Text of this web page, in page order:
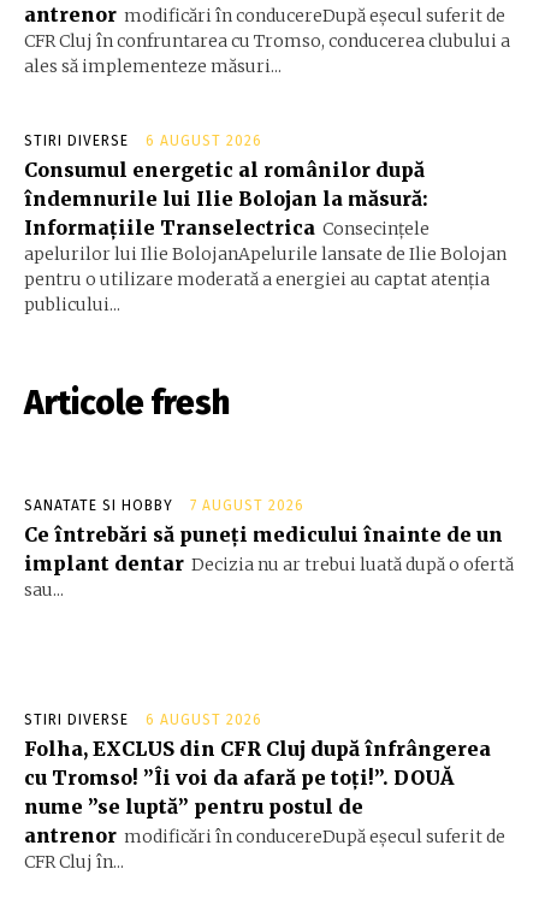
antrenor modificări în conducereDupă eșecul suferit de
CFR Cluj în confruntarea cu Tromso, conducerea clubului a
ales să implementeze măsuri...
STIRI DIVERSE 6 AUGUST 2026
Consumul energetic al românilor după
îndemnurile lui Ilie Bolojan la măsură:
Informațiile Transelectrica Consecințele
apelurilor lui Ilie BolojanApelurile lansate de Ilie Bolojan
pentru o utilizare moderată a energiei au captat atenția
publicului...
Articole fresh
SANATATE SI HOBBY 7 AUGUST 2026
Ce întrebări să puneți medicului înainte de un
implant dentar Decizia nu ar trebui luată după o ofertă
sau...
STIRI DIVERSE 6 AUGUST 2026
Folha, EXCLUS din CFR Cluj după înfrângerea
cu Tromso! ”Îi voi da afară pe toți!”. DOUĂ
nume ”se luptă” pentru postul de
antrenor modificări în conducereDupă eșecul suferit de
CFR Cluj în...